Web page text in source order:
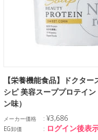
【栄養機能食品】ドクター
シピ 美容スーププロテイ
ン味）
メーカー価格 ¥3,686
EG卸価 ログイン後表